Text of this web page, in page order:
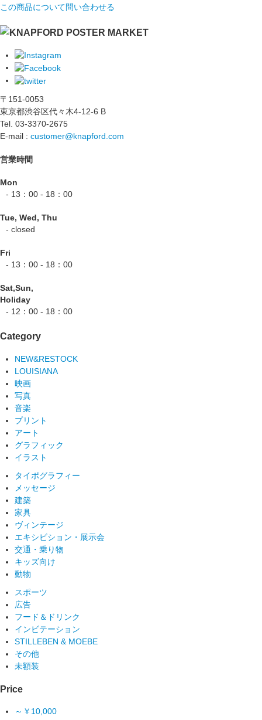
この商品について問い合わせる
〒151-0053
東京都渋谷区代々木4-12-6 B
Tel. 03-3370-2675
E-mail : customer@knapford.com
営業時間
Mon
- 13：00 - 18：00
Tue, Wed, Thu
- closed
Fri
- 13：00 - 18：00
Sat,Sun,
Holiday
- 12：00 - 18：00
Category
NEW&RESTOCK
LOUISIANA
映画
写真
音楽
プリント
アート
グラフィック
イラスト
タイポグラフィー
メッセージ
建築
家具
ヴィンテージ
エキシビション・展示会
交通・乗り物
キッズ向け
動物
スポーツ
広告
フード＆ドリンク
インビテーション
STILLEBEN & MOEBE
その他
未額装
Price
～￥10,000